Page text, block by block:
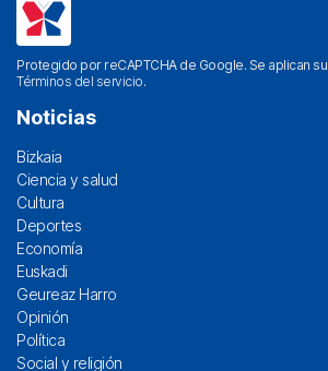
Protegido por reCAPTCHA de Google. Se aplican su
Términos del servicio.
Noticias
Bizkaia
Ciencia y salud
Cultura
Deportes
Economía
Euskadi
Geureaz Harro
Opinión
Política
Social y religión